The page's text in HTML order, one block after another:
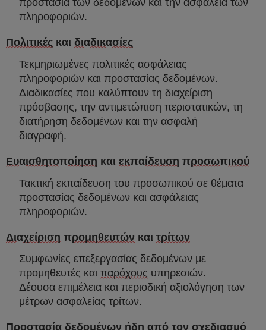
προστασία των δεδομένων και την ασφάλεια των
πληροφοριών.
Πολιτικές και διαδικασίες
Τεκμηριωμένες πολιτικές ασφάλειας
πληροφοριών και προστασίας δεδομένων.
Διαδικασίες που καλύπτουν τη διαχείριση
πρόσβασης, την αντιμετώπιση περιστατικών, τη
διατήρηση δεδομένων και την ασφαλή
διαγραφή.
Ευαισθητοποίηση και εκπαίδευση προσωπικού
Τακτική εκπαίδευση του προσωπικού σε θέματα
προστασίας δεδομένων και ασφάλειας
πληροφοριών.
Διαχείριση προμηθευτών και τρίτων
Συμφωνίες επεξεργασίας δεδομένων με
προμηθευτές και παρόχους υπηρεσιών.
Δέουσα επιμέλεια και περιοδική αξιολόγηση των
μέτρων ασφαλείας τρίτων.
Προστασία δεδομένων ήδη από τον σχεδιασμό